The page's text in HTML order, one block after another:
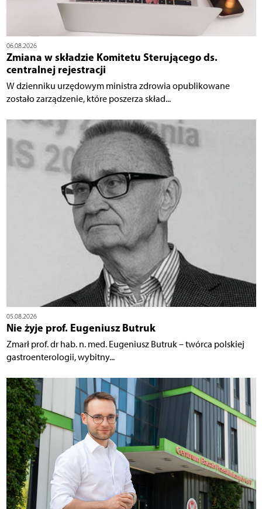
06.08.2026
Zmiana w składzie Komitetu Sterującego ds.
centralnej rejestracji
W dzienniku urzędowym ministra zdrowia opublikowane
zostało zarządzenie, które poszerza skład...
05.08.2026
Nie żyje prof. Eugeniusz Butruk
Zmarł prof. dr hab. n. med. Eugeniusz Butruk – twórca polskiej
gastroenterologii, wybitny...